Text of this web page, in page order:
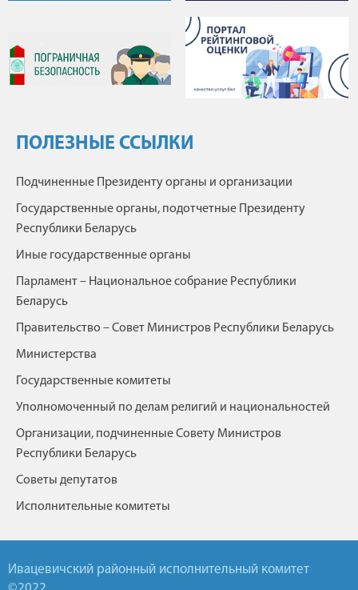
ПОЛЕЗНЫЕ ССЫЛКИ
Подчиненные Президенту органы и организации
Государственные органы, подотчетные Президенту
Республики Беларусь
Иные государственные органы
Парламент – Национальное собрание Республики
Беларусь
Правительство – Совет Министров Республики Беларусь
Министерства
Государственные комитеты
Уполномоченный по делам религий и национальностей
Организации, подчиненные Совету Министров
Республики Беларусь
Советы депутатов
Исполнительные комитеты
Ивацевичский районный исполнительный комитет